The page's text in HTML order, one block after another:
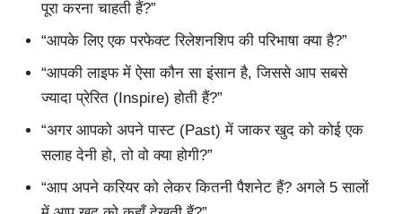
पूरा करना चाहती हैं?”
“आपके लिए एक परफेक्ट रिलेशनशिप की परिभाषा क्या है?”
“आपकी लाइफ में ऐसा कौन सा इंसान है, जिससे आप सबसे
ज्यादा प्रेरित (Inspire) होती हैं?”
“अगर आपको अपने पास्ट (Past) में जाकर खुद को कोई एक
सलाह देनी हो, तो वो क्या होगी?”
“आप अपने करियर को लेकर कितनी पैशनेट हैं? अगले 5 सालों